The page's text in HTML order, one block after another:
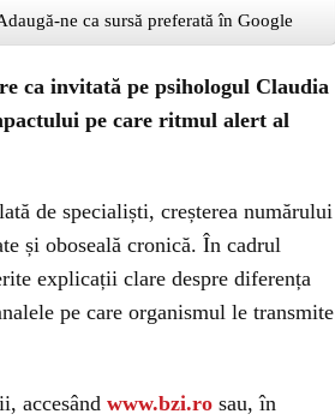
ne ca sursă preferată în Google
ca invitată pe psihologul Claudia
pe care ritmul alert al
de specialiști, creșterea numărului
și oboseală cronică. În cadrul
explicații clare despre diferența
pe care organismul le transmite
accesând www.bzi.ro sau, în